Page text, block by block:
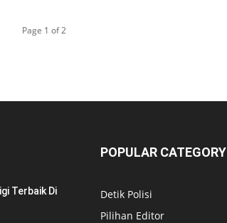
Page 1 of 2
Terbaik Di
POPULAR CATEGORY
Detik Polisi
Pilihan Editor